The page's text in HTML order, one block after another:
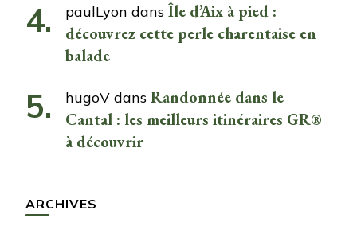
paulLyon dans Île d’Aix à pied :
découvrez cette perle charentaise en
balade
hugoV dans Randonnée dans le
Cantal : les meilleurs itinéraires GR®
à découvrir
ARCHIVES